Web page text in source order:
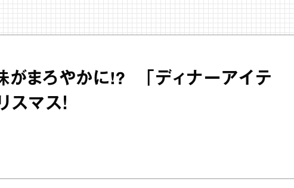
がまろやかに!? 「ディナーアイテ
スマス！